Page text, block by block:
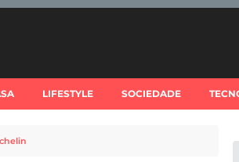
LIFESTYLE SOCIEDADE